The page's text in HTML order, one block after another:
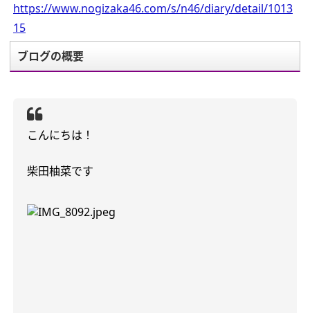
https://www.nogizaka46.com/s/n46/diary/detail/1013
15
ブログの概要
こんにちは！
柴田柚菜です